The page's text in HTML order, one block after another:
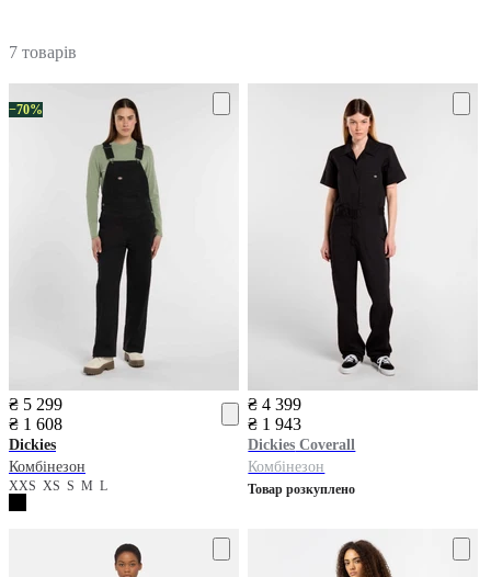
7 товарів
−70%
₴ 5 299
₴ 1 608
Dickies
Комбінезон
XXS XS S M L
₴ 4 399
₴ 1 943
Dickies Coverall
Комбінезон
Товар розкуплено